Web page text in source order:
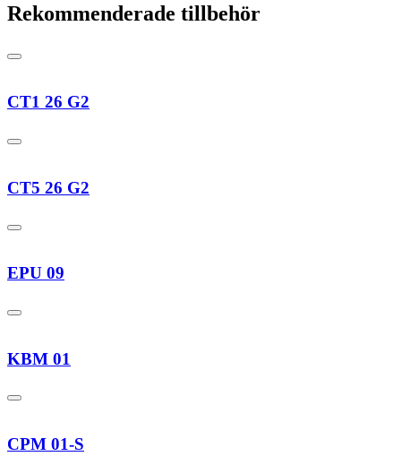
Rekommenderade tillbehör
CT1 26 G2
CT5 26 G2
EPU 09
KBM 01
CPM 01-S